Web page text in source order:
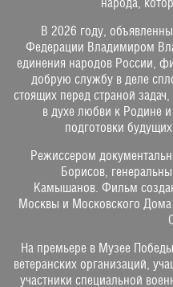
В 2026 году,
Федерации Владимиром
единения народов России,
добрую службу в деле
стоящих перед страной
в духе любви к Родине
подготовки
Режиссером
Борисов,
Камышанов. Фильм
Москвы и Московского
На премьере в Музее
ветеранских организаций,
участники специальной